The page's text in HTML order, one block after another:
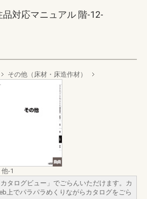
品対応マニュアル 階-12-
その他（床材・床造作材）
他-1
タログビュー」でごらんいただけます。カ
上でパラパラめくりながらカタログをごら